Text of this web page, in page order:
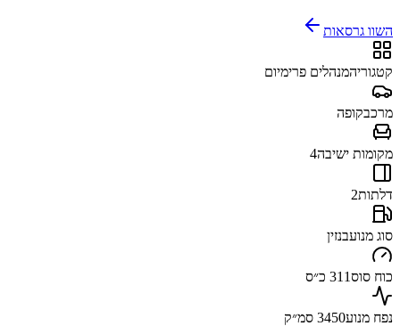
השוו גרסאות
קטגוריהמנהלים פרימיום
מרכבקופה
מקומות ישיבה4
דלתות2
סוג מנועבנזין
כוח סוס311 כ״ס
נפח מנוע3450 סמ״ק